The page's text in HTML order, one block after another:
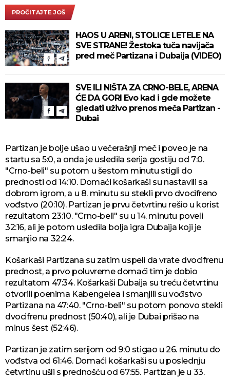
PROČITAJTE JOŠ
HAOS U ARENI, STOLICE LETELE NA
SVE STRANE! Žestoka tuča navijača
pred meč Partizana i Dubaija (VIDEO)
SVE ILI NIŠTA ZA CRNO-BELE, ARENA
ĆE DA GORI Evo kad i gde možete
gledati uživo prenos meča Partizan -
Dubai
Partizan je bolje ušao u večerašnji meč i poveo je na
startu sa 5:0, a onda je usledila serija gostiju od 7:0.
"Crno-beli" su potom u šestom minutu stigli do
prednosti od 14:10. Domaći košarkaši su nastavili sa
dobrom igrom, a u 8. minutu su stekli prvo dvocifreno
vođstvo (20:10). Partizan je prvu četvrtinu rešio u korist
rezultatom 23:10. "Crno-beli" su u 14. minutu poveli
32:16, ali je potom usledila bolja igra Dubaija koji je
smanjio na 32:24.
Košarkaši Partizana su zatim uspeli da vrate dvocifrenu
prednost, a prvo poluvreme domaći tim je dobio
rezultatom 47:34. Košarkaši Dubaija su treću četvrtinu
otvorili poenima Kabengelea i smanjili su vođstvo
Partizana na 47:40. "Crno-beli" su potom ponovo stekli
dvocifrenu prednost (50:40), ali je Dubai prišao na
minus šest (52:46).
Partizan je zatim serijom od 9:0 stigao u 26. minutu do
vođstva od 61:46. Domaći košarkaši su u poslednju
četvrtinu ušli s prednošću od 67:55. Partizan je u 33.